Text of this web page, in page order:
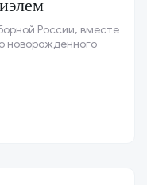
России, вместе
новорождённого